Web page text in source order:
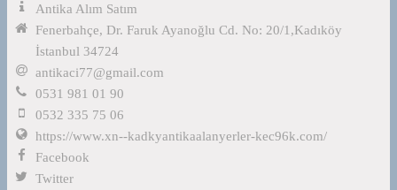
Antika Alım Satım
Fenerbahçe, Dr. Faruk Ayanoğlu Cd. No: 20/1,Kadıköy
İstanbul 34724
antikaci77@gmail.com
0531 981 01 90
0532 335 75 06
https://www.xn--kadkyantikaalanyerler-kec96k.com/
Facebook
Twitter